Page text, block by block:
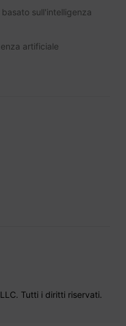
sull'intelligenza
artificiale
Tutti i diritti riservati.